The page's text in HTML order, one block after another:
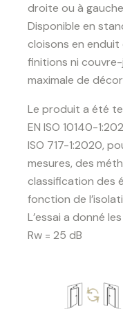
droite ou à
Disponible en
cloisons en enduit
finitions ni
maximale de
Le produit a été
EN ISO 10140-
ISO 717-1:2020,
mesures, des
classification des
fonction de
L’essai a donné
Rw = 25 dB